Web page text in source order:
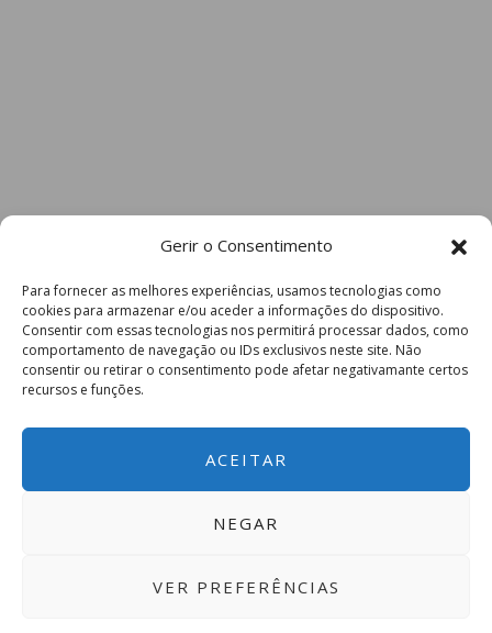
Gerir o Consentimento
Para fornecer as melhores experiências, usamos tecnologias como
cookies para armazenar e/ou aceder a informações do dispositivo.
Consentir com essas tecnologias nos permitirá processar dados, como
comportamento de navegação ou IDs exclusivos neste site. Não
consentir ou retirar o consentimento pode afetar negativamante certos
recursos e funções.
ACEITAR
NEGAR
VER PREFERÊNCIAS